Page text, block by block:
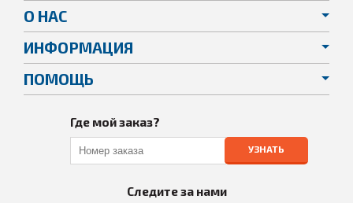
О НАС
ИНФОРМАЦИЯ
ПОМОЩЬ
Где мой заказ?
УЗНАТЬ
Следите за нами